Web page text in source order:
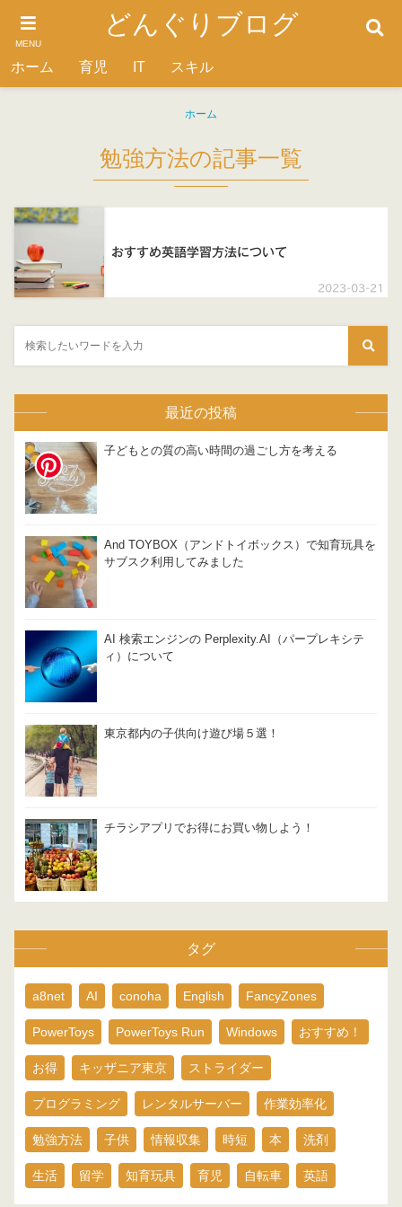
MENU
どんぐりブログ
ホーム 育児 IT スキル
ホーム
勉強方法の記事一覧
2023-03-21
おすすめ英語学習方法について
最近の投稿
子どもとの質の高い時間の過ごし方を考える
And TOYBOX（アンドトイボックス）で知育玩具を
サブスク利用してみました
AI 検索エンジンの Perplexity.AI（パープレキシテ
ィ）について
東京都内の子供向け遊び場５選！
チラシアプリでお得にお買い物しよう！
タグ
a8net AI conoha English FancyZones
PowerToys PowerToys Run Windows おすすめ！
お得 キッザニア東京 ストライダー
プログラミング レンタルサーバー 作業効率化
勉強方法 子供 情報収集 時短 本 洗剤
生活 留学 知育玩具 育児 自転車 英語